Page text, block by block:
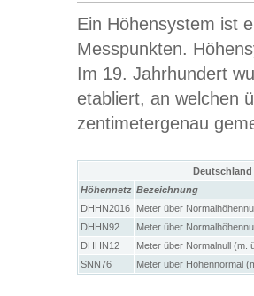
Ein Höhensystem ist
Messpunkten.
Im 19. Jahrhundert
etabliert, an welchen
zentimetergenau
Höhennetz Bezeichnung
DHHN2016
Meter über
DHHN92
Meter über
DHHN12
Meter über Normalnull (m.
SNN76
Meter über Höhennormal